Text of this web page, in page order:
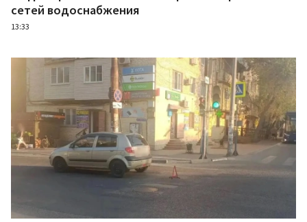
сетей водоснабжения
13:33